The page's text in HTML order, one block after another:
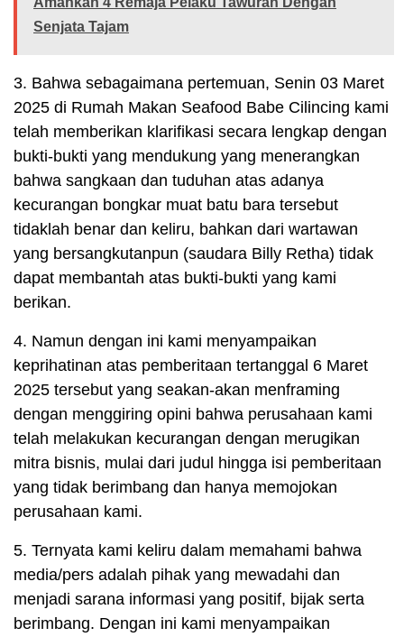
Senjata Tajam
3. Bahwa sebagaimana pertemuan, Senin 03 Maret
2025 di Rumah Makan Seafood Babe Cilincing kami
telah memberikan klarifikasi secara lengkap dengan
bukti-bukti yang mendukung yang menerangkan
bahwa sangkaan dan tuduhan atas adanya
kecurangan bongkar muat batu bara tersebut
tidaklah benar dan keliru, bahkan dari wartawan
yang bersangkutanpun (saudara Billy Retha) tidak
dapat membantah atas bukti-bukti yang kami
berikan.
4. Namun dengan ini kami menyampaikan
keprihatinan atas pemberitaan tertanggal 6 Maret
2025 tersebut yang seakan-akan menframing
dengan menggiring opini bahwa perusahaan kami
telah melakukan kecurangan dengan merugikan
mitra bisnis, mulai dari judul hingga isi pemberitaan
yang tidak berimbang dan hanya memojokan
perusahaan kami.
5. Ternyata kami keliru dalam memahami bahwa
media/pers adalah pihak yang mewadahi dan
menjadi sarana informasi yang positif, bijak serta
berimbang. Dengan ini kami menyampaikan